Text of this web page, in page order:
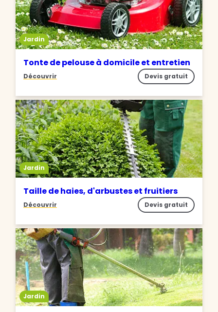
Jardin
Tonte de pelouse à domicile et entretien
Découvrir Devis gratuit
Jardin
Taille de haies, d'arbustes et fruitiers
Découvrir Devis gratuit
Jardin